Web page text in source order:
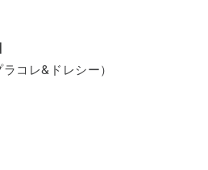
コレ&ドレシー）